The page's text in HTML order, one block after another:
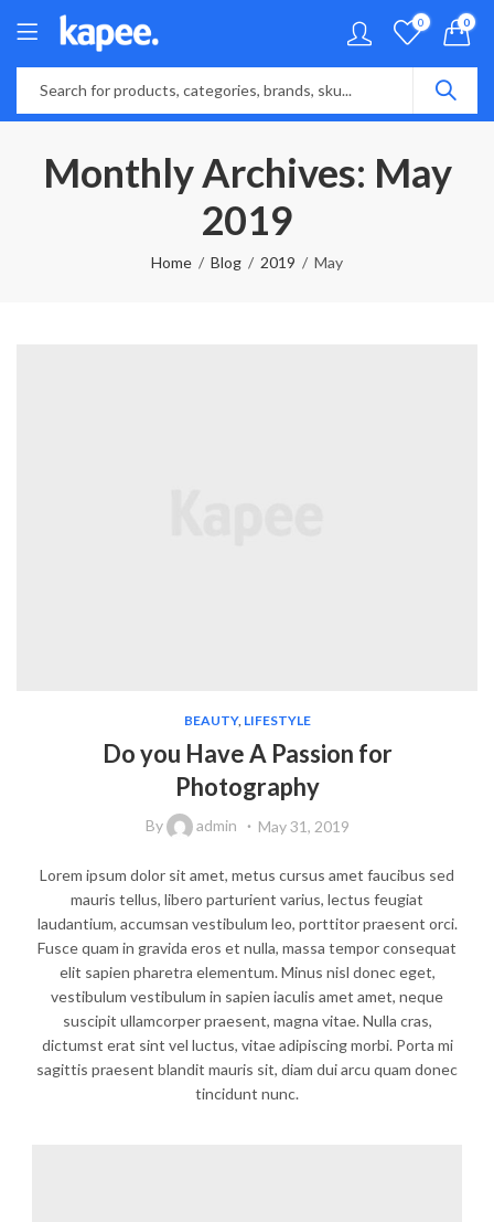
0 0
Monthly Archives: May
2019
Home Blog 2019 May
BEAUTY, LIFESTYLE
Do you Have A Passion for
Photography
By admin May 31, 2019
Lorem ipsum dolor sit amet, metus cursus amet faucibus sed
mauris tellus, libero parturient varius, lectus feugiat
laudantium, accumsan vestibulum leo, porttitor praesent orci.
Fusce quam in gravida eros et nulla, massa tempor consequat
elit sapien pharetra elementum. Minus nisl donec eget,
vestibulum vestibulum in sapien iaculis amet amet, neque
suscipit ullamcorper praesent, magna vitae. Nulla cras,
dictumst erat sint vel luctus, vitae adipiscing morbi. Porta mi
sagittis praesent blandit mauris sit, diam dui arcu quam donec
tincidunt nunc.